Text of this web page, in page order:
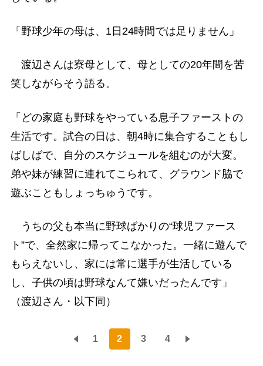
「野球少年の母は、1日24時間では足りません」
渡辺さんは寮母として、母としての20年間を苦
笑しながらそう語る。
「どの家庭も野球をやっている息子ファーストの
生活です。試合の日は、朝4時に集合することもし
ばしばで、自分のスケジュールを組むのが大変。
弟や妹が練習に連れてこられて、グラウンド脇で
遊ぶこともしょっちゅうです。
うちの父も本当に野球ばかりの“球児ファース
ト”で、全然家に帰ってこなかった。一緒に遊んで
もらえないし、家には常に選手が生活している
し、子供の頃は野球なんて嫌いだったんです」
（渡辺さん・以下同）
1 2 3 4